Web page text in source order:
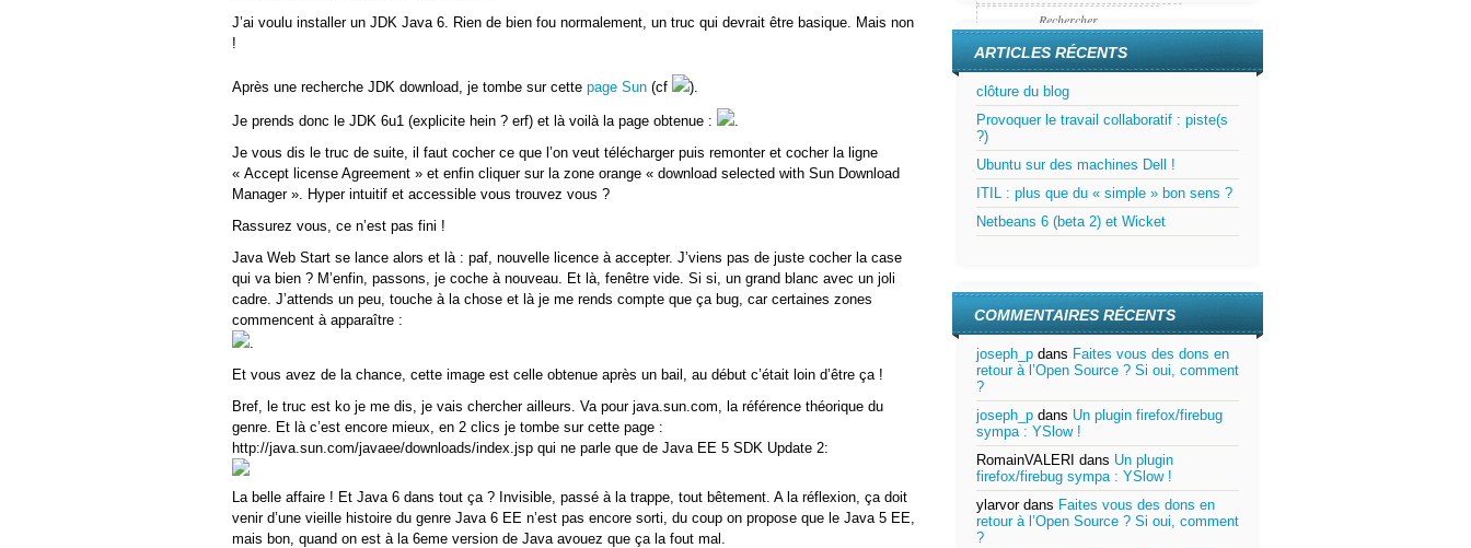
J’ai voulu installer un JDK Java 6. Rien de bien fou normalement, un truc qui devrait être basique. Mais non
!
Après une recherche JDK download, je tombe sur cette page Sun (cf ).
Je prends donc le JDK 6u1 (explicite hein ? erf) et là voilà la page obtenue :
.
Je vous dis le truc de suite, il faut cocher ce que l’on veut télécharger puis remonter et cocher la ligne
« Accept license Agreement » et enfin cliquer sur la zone orange « download selected with Sun Download
Manager ». Hyper intuitif et accessible vous trouvez vous ?
Rassurez vous, ce n’est pas fini !
Java Web Start se lance alors et là : paf, nouvelle licence à accepter. J’viens pas de juste cocher la case
qui va bien ? M’enfin, passons, je coche à nouveau. Et là, fenêtre vide. Si si, un grand blanc avec un joli
cadre. J’attends un peu, touche à la chose et là je me rends compte que ça bug, car certaines zones
commencent à apparaître :
.
Et vous avez de la chance, cette image est celle obtenue après un bail, au début c’était loin d’être ça !
Bref, le truc est ko je me dis, je vais chercher ailleurs. Va pour java.sun.com, la référence théorique du
genre. Et là c’est encore mieux, en 2 clics je tombe sur cette page :
http://java.sun.com/javaee/downloads/index.jsp qui ne parle que de Java EE 5 SDK Update 2:
La belle affaire ! Et Java 6 dans tout ça ? Invisible, passé à la trappe, tout bêtement. A la réflexion, ça doit
venir d’une vieille histoire du genre Java 6 EE n’est pas encore sorti, du coup on propose que le Java 5 EE,
mais bon, quand on est à la 6eme version de Java avouez que ça la fout mal.
ARTICLES RÉCENTS
clôture du blog
Provoquer le travail collaboratif : piste(s
?)
Ubuntu sur des machines Dell !
ITIL : plus que du « simple » bon sens ?
Netbeans 6 (beta 2) et Wicket
COMMENTAIRES RÉCENTS
joseph_p dans Faites vous des dons en
retour à l’Open Source ? Si oui, comment
?
joseph_p dans Un plugin firefox/firebug
sympa : YSlow !
RomainVALERI dans Un plugin
firefox/firebug sympa : YSlow !
ylarvordans Faites vous des dons en
retour à l’Open Source ? Si oui, comment
?